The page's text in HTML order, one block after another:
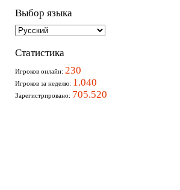
Выбор языка
Статистика
Игроков онлайн: 230
Игроков за неделю: 1.040
Зарегистрировано: 705.520